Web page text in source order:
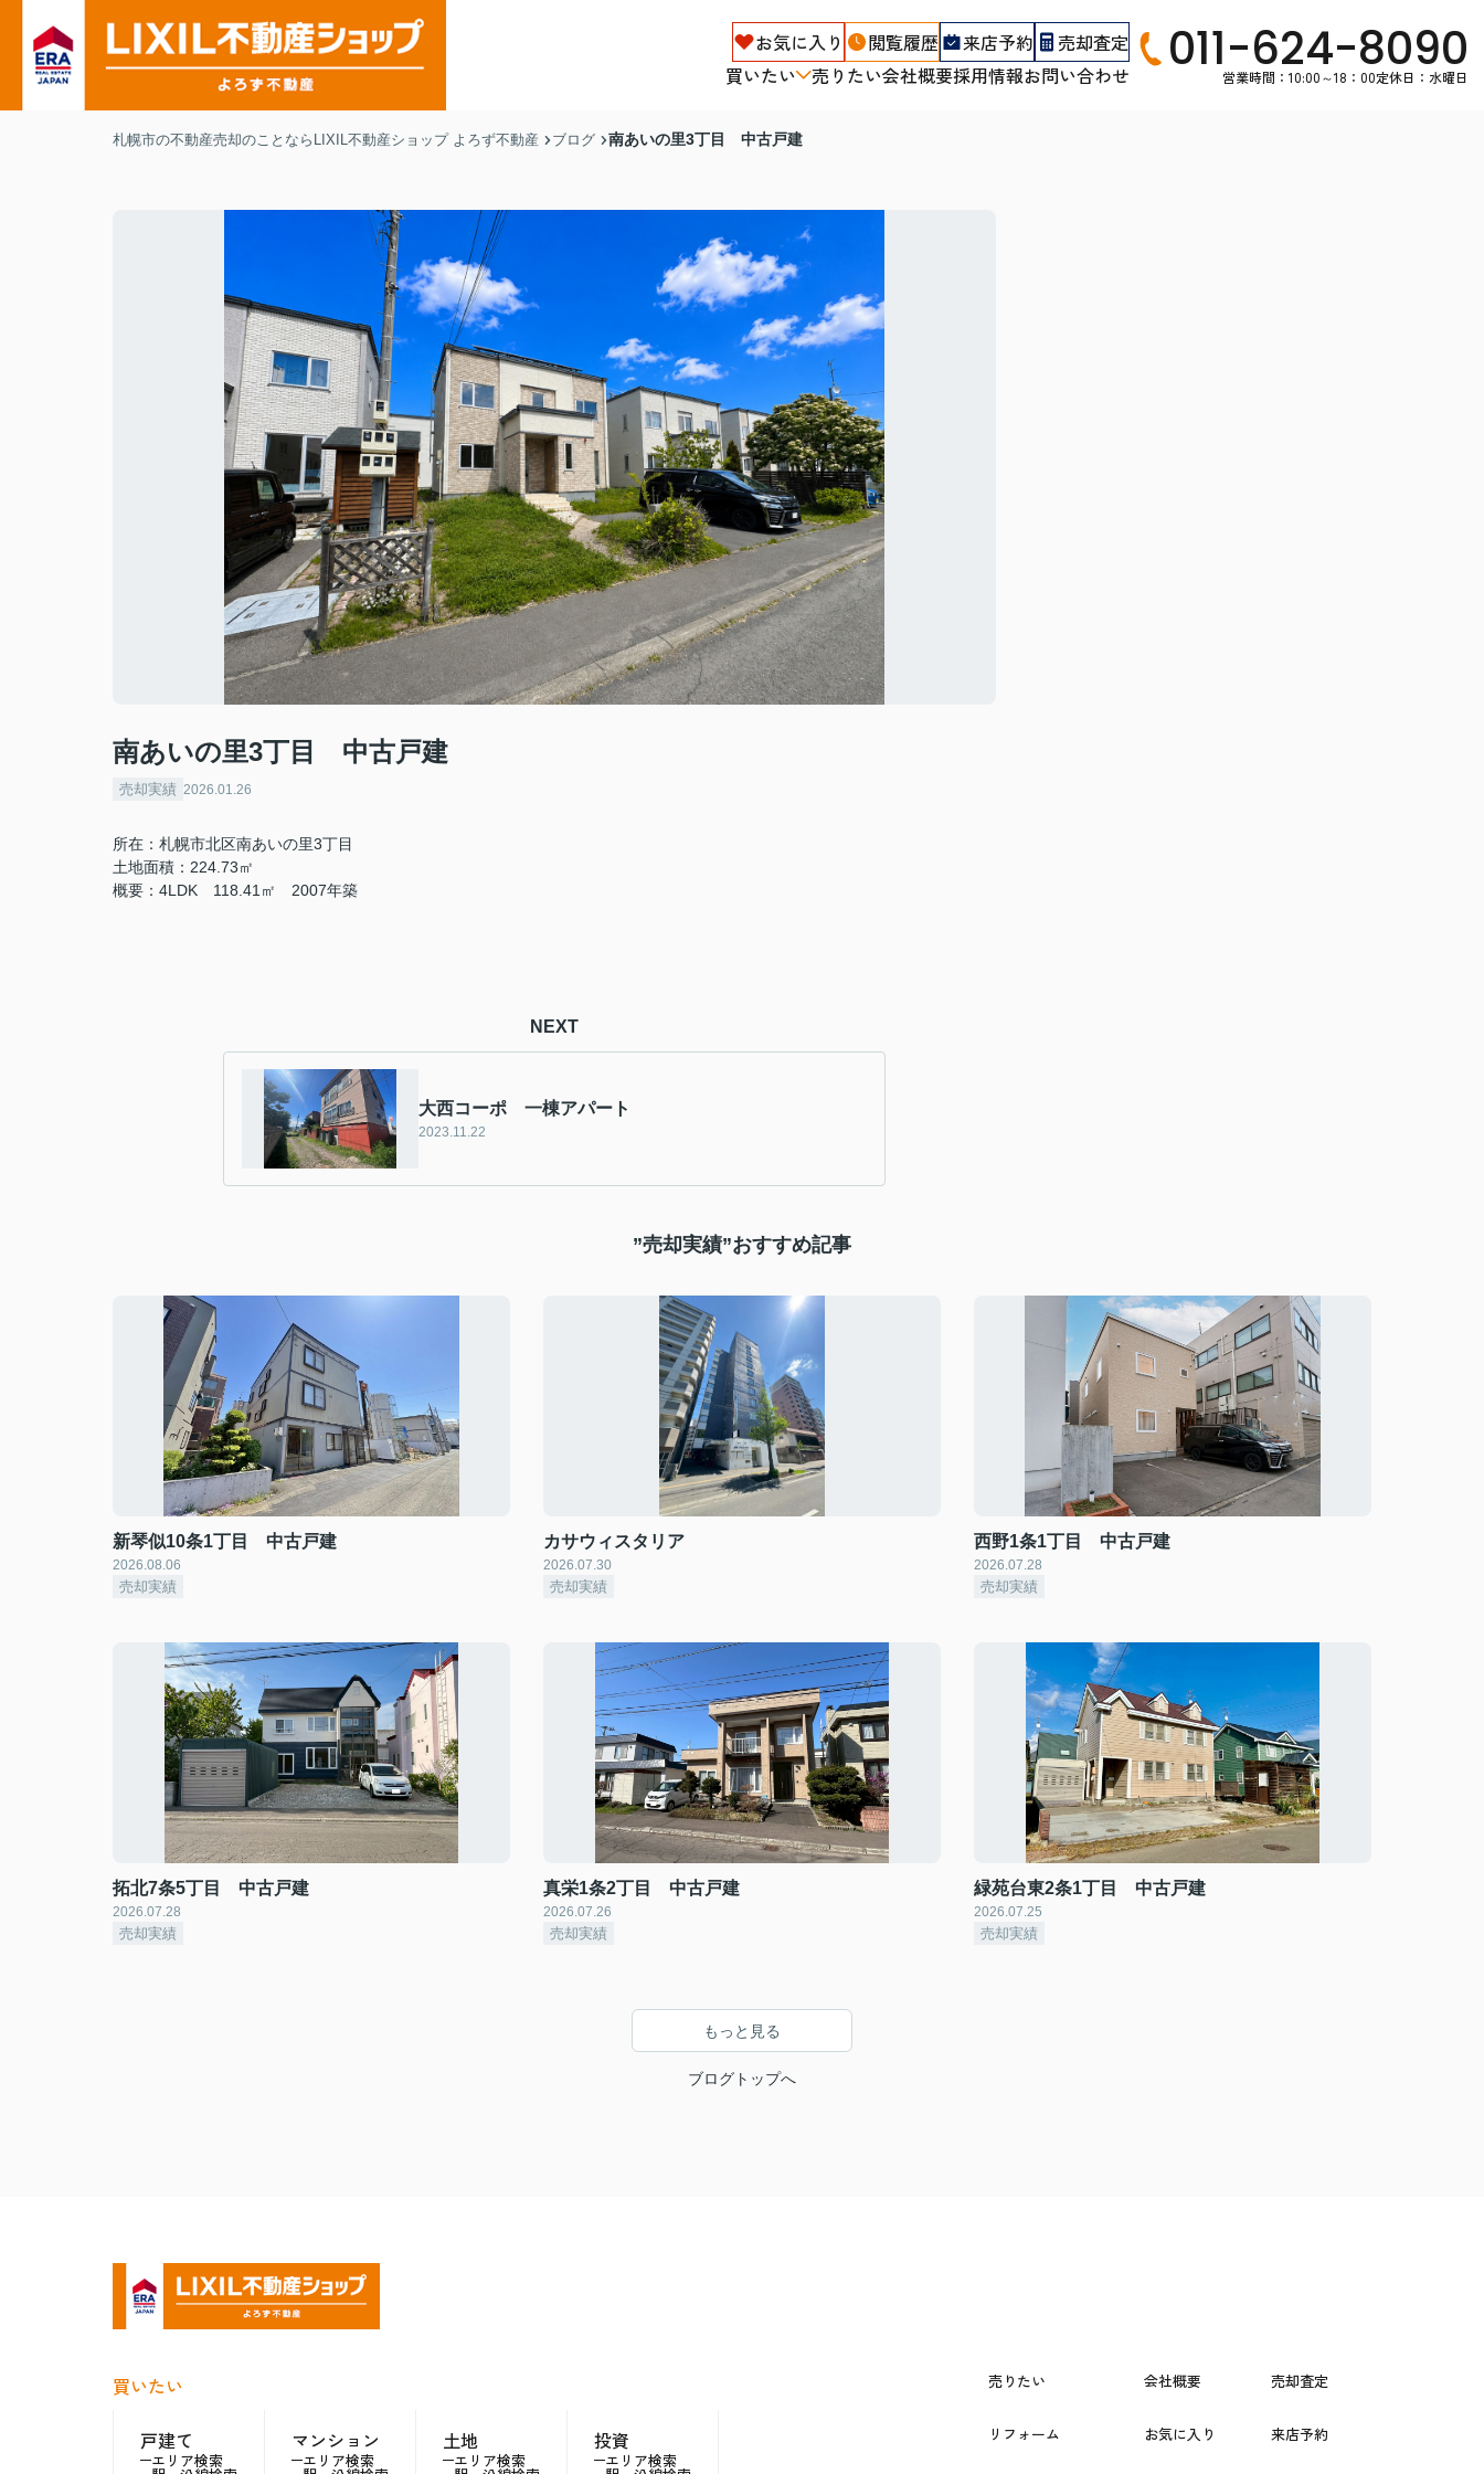
お気に入り 閲覧履歴 来店予約
売却査定
買いたい
売りたい会社概要採用情報お問い合わせ 011-624-8090
営業時間：10:00～18：00定休日：水曜日
札幌市の不動産売却のことならLIXIL不動産ショップ よろず不動産 ブログ 南あいの里3丁目 中古戸建
南あいの里3丁目 中古戸建
売却実績 2026.01.26
所在：札幌市北区南あいの里3丁目
土地面積：224.73㎡
概要：4LDK 118.41㎡ 2007年築
NEXT
大西コーポ 一棟アパート
2023.11.22
”売却実績”おすすめ記事
新琴似10条1丁目 中古戸建
2026.08.06
売却実績
カサウィスタリア
2026.07.30
売却実績
西野1条1丁目 中古戸建
2026.07.28
売却実績
拓北7条5丁目 中古戸建
2026.07.28
売却実績
真栄1条2丁目 中古戸建
2026.07.26
売却実績
緑苑台東2条1丁目 中古戸建
2026.07.25
売却実績
もっと見る
ブログトップへ
買いたい
戸建て
エリア検索
マンション
エリア検索
土地
エリア検索
投資
エリア検索
売りたい 会社概要 売却査定
リフォーム お気に入り 来店予約